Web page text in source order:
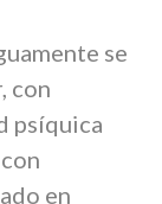
se
con
psíquica
en